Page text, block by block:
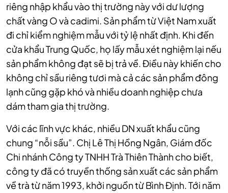
riêng nhập khẩu vào thị trường này với dư lượng
chất vàng O và cadimi. Sản phẩm từ Việt Nam xuất
đi chỉ kiểm nghiệm mẫu với tỷ lệ nhất định. Khi đến
cửa khẩu Trung Quốc, họ lấy mẫu xét nghiệm lại nếu
sản phẩm không đạt sẽ bị trả về. Điều này khiến cho
không chỉ sầu riêng tươi mà cả các sản phẩm đông
lạnh cũng gặp khó và nhiều doanh nghiệp chưa
dám tham gia thị trường.
Với các lĩnh vực khác, nhiều DN xuất khẩu cũng
chung “nỗi sầu”. Chị Lê Thị Hồng Ngân, Giám đốc
Chi nhánh Công ty TNHH Trà Thiên Thành cho biết,
công ty đã có truyền thống sản xuất các sản phẩm
về trà từ năm 1993, khởi nguồn từ Bình Định. Tới năm